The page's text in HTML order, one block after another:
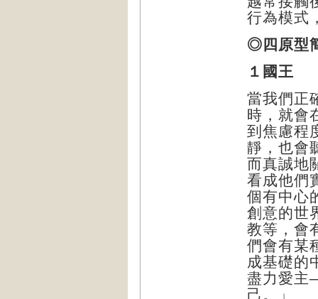
行為模式
◎四原型
１國王
當我們正
時，就會
到焦慮程
靜，也會
而真誠地
看成他們
個有中心
創意的世
教等，會
們會有某
成基礎的
盡力愛主
己。」